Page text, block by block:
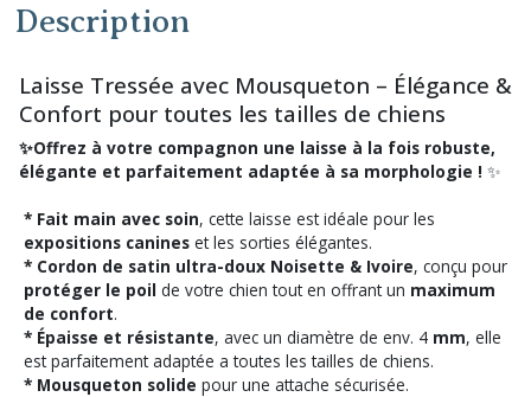
Description
Laisse Tressée avec Mousqueton – Élégance &
Confort pour toutes les tailles de chiens
✨Offrez à votre compagnon une laisse à la fois robuste,
élégante et parfaitement adaptée à sa morphologie ! ✨
* Fait main avec soin, cette laisse est idéale pour les
expositions canines et les sorties élégantes.
* Cordon de satin ultra-doux Noisette & Ivoire, conçu pour
protéger le poil de votre chien tout en offrant un maximum
de confort.
* Épaisse et résistante, avec un diamètre de env. 4 mm, elle
est parfaitement adaptée a toutes les tailles de chiens.
* Mousqueton solide pour une attache sécurisée.